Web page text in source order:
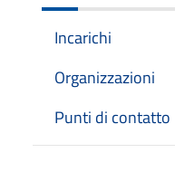
Incarichi
Organizzazioni
Punti di contatto